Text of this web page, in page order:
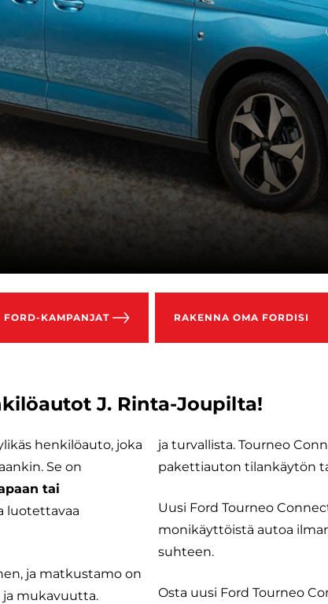
FORD-KAMPANJAT RAKENNA OMA FORDISI
J. Rinta-Joupilta!
henkilöauto, joka
Se on
tai
luotettavaa
ja matkustamo on
mukavuutta.
ja turvallista. Tourneo
pakettiauton tilankäytön
Uusi Ford Tourneo
monikäyttöistä autoa
suhteen.
Osta uusi Ford Tourneo